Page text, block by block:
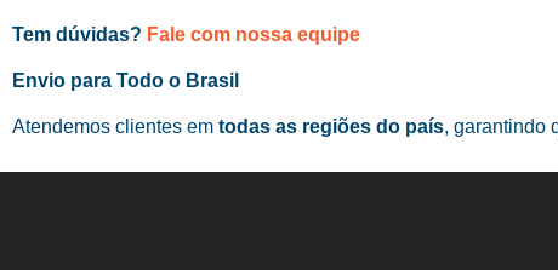
Tem dúvidas? Fale com nossa equipe
Envio para Todo o Brasil
Atendemos clientes em todas as regiões do país, garantindo